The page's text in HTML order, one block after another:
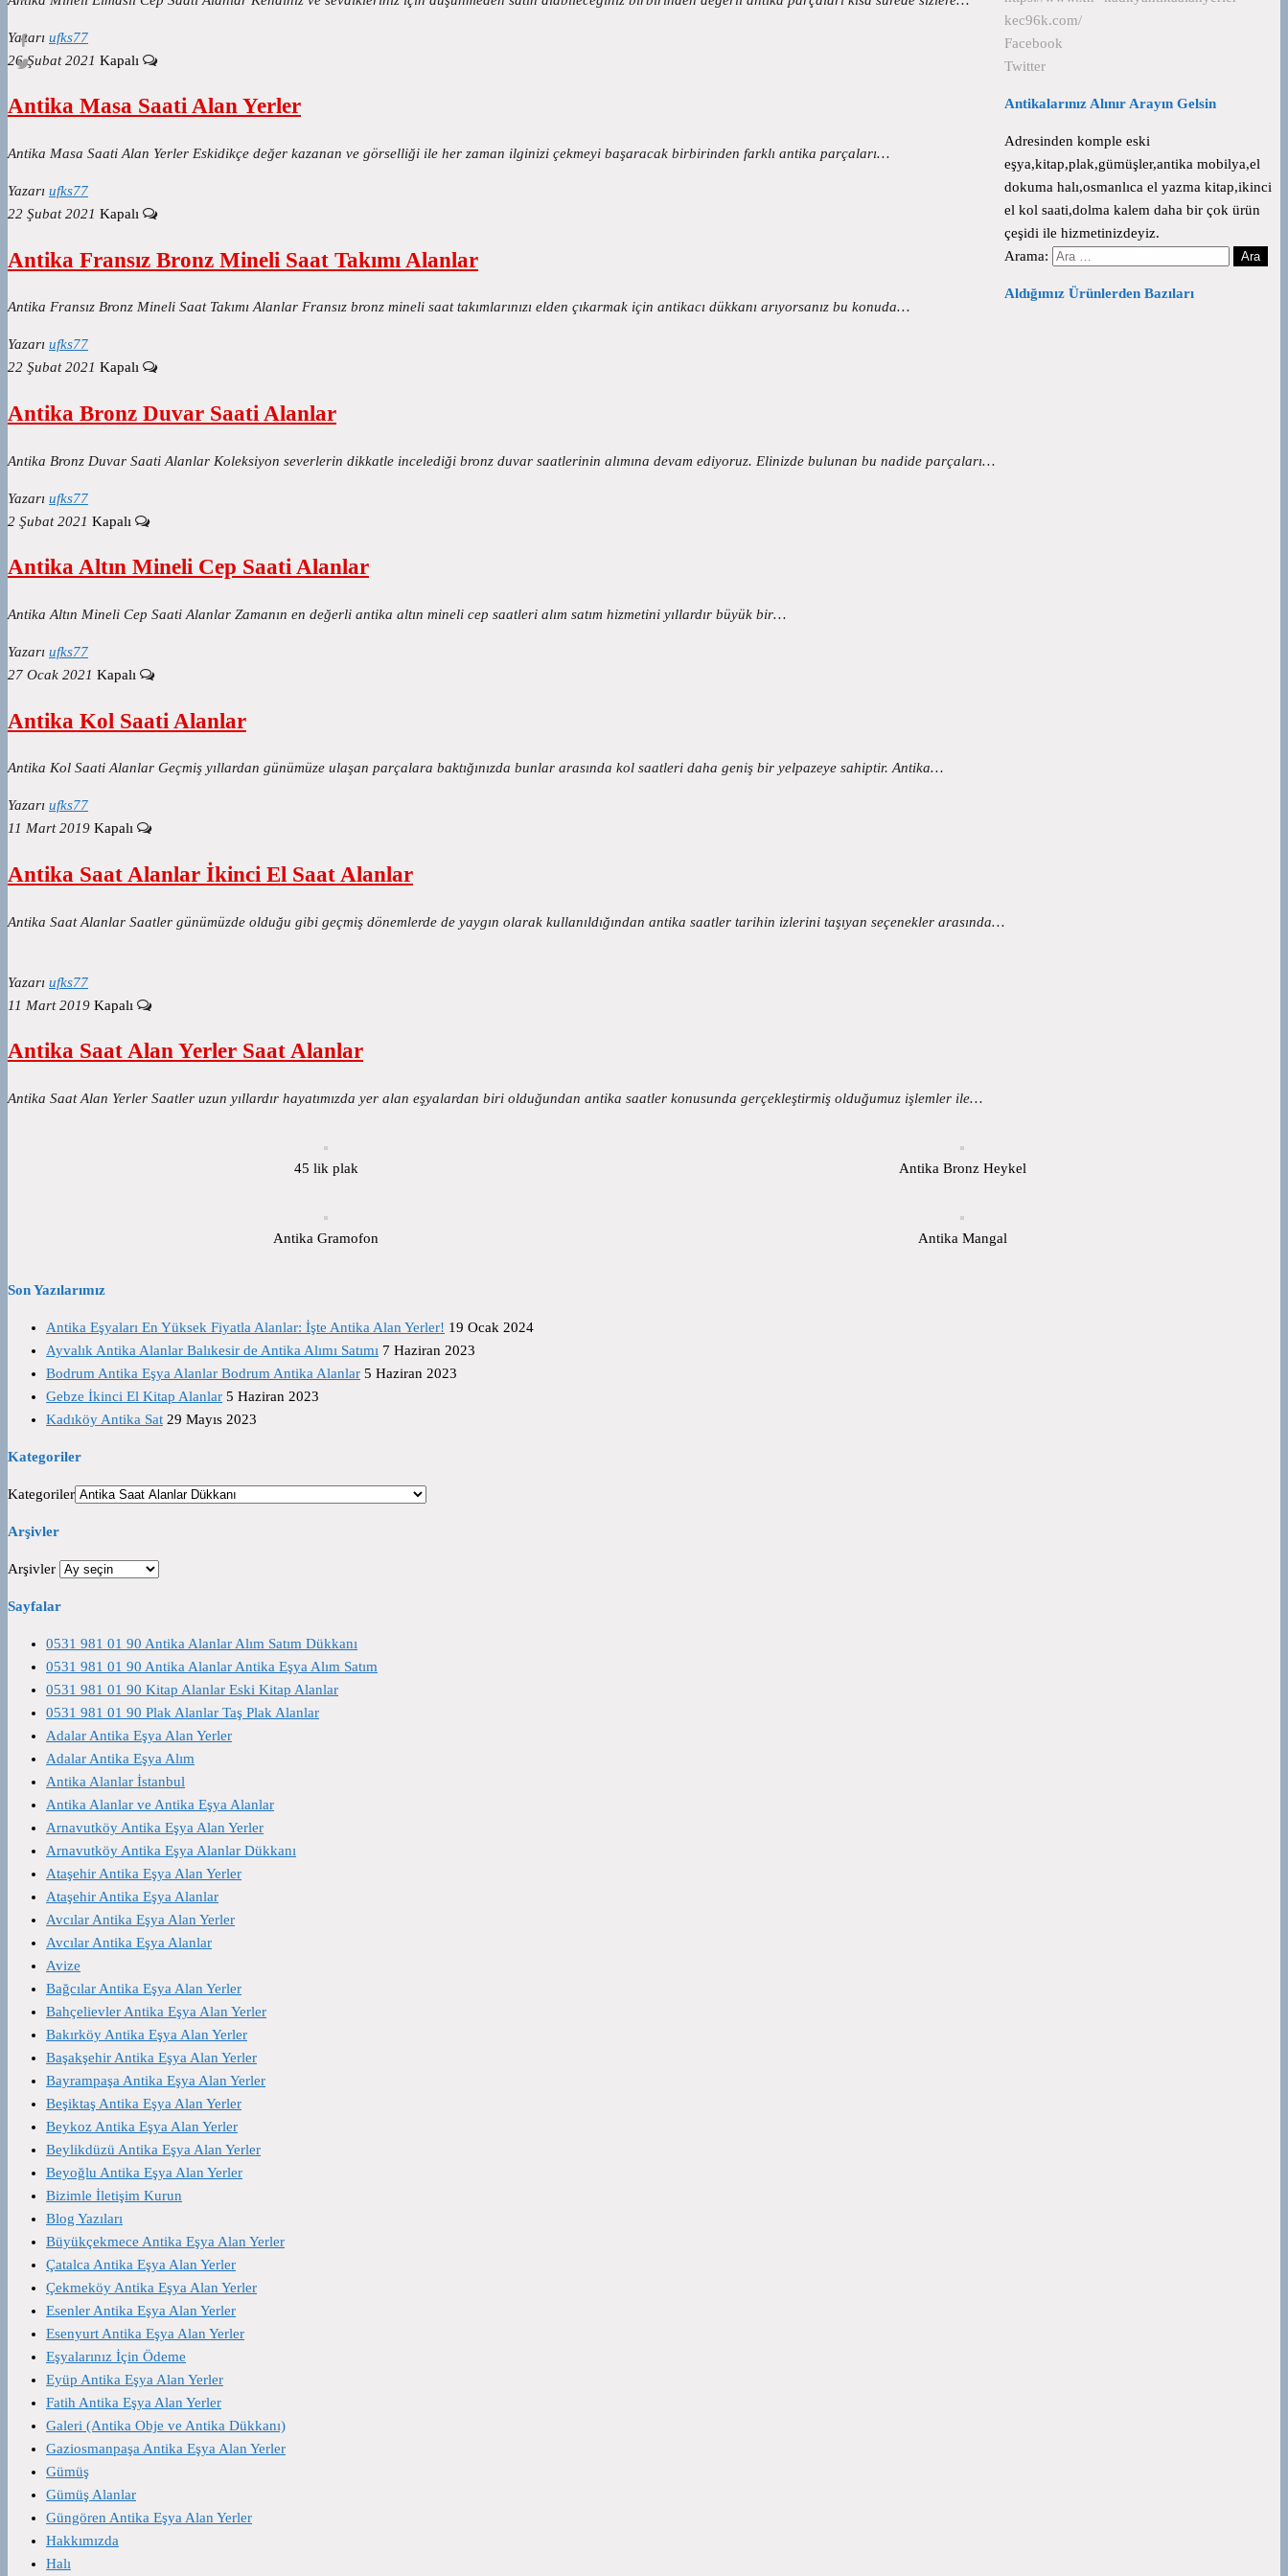
Yazarı ufks77
26 Şubat 2021 Kapalı
Antika Masa Saati Alan Yerler
Antika Masa Saati Alan Yerler Eskidikçe değer kazanan ve görselliği ile her zaman ilginizi çekmeyi başaracak birbirinden farklı antika parçaları…
Yazarı ufks77
22 Şubat 2021 Kapalı
Antika Fransız Bronz Mineli Saat Takımı Alanlar
Antika Fransız Bronz Mineli Saat Takımı Alanlar Fransız bronz mineli saat takımlarınızı elden çıkarmak için antikacı dükkanı arıyorsanız bu konuda…
Yazarı ufks77
22 Şubat 2021 Kapalı
Antika Bronz Duvar Saati Alanlar
Antika Bronz Duvar Saati Alanlar Koleksiyon severlerin dikkatle incelediği bronz duvar saatlerinin alımına devam ediyoruz. Elinizde bulunan bu nadide parçaları…
Yazarı ufks77
2 Şubat 2021 Kapalı
Antika Altın Mineli Cep Saati Alanlar
Antika Altın Mineli Cep Saati Alanlar Zamanın en değerli antika altın mineli cep saatleri alım satım hizmetini yıllardır büyük bir…
Yazarı ufks77
27 Ocak 2021 Kapalı
Antika Kol Saati Alanlar
Antika Kol Saati Alanlar Geçmiş yıllardan günümüze ulaşan parçalara baktığınızda bunlar arasında kol saatleri daha geniş bir yelpazeye sahiptir. Antika…
Yazarı ufks77
11 Mart 2019 Kapalı
Antika Saat Alanlar İkinci El Saat Alanlar
Antika Saat Alanlar Saatler günümüzde olduğu gibi geçmiş dönemlerde de yaygın olarak kullanıldığından antika saatler tarihin izlerini taşıyan seçenekler arasında…
Yazarı ufks77
11 Mart 2019 Kapalı
Antika Saat Alan Yerler Saat Alanlar
Antika Saat Alan Yerler Saatler uzun yıllardır hayatımızda yer alan eşyalardan biri olduğundan antika saatler konusunda gerçekleştirmiş olduğumuz işlemler ile…
kec96k.com/
Facebook
Twitter
Antikalarınız Alınır Arayın Gelsin
Adresinden komple eski
eşya,kitap,plak,gümüşler,antika mobilya,el
dokuma halı,osmanlıca el yazma kitap,ikinci
el kol saati,dolma kalem daha bir çok ürün
çeşidi ile hizmetinizdeyiz.
Arama:
Aldığımız Ürünlerden Bazıları
45 lik plak Antika Bronz Heykel
Antika Gramofon Antika Mangal
Son Yazılarımız
Antika Eşyaları En Yüksek Fiyatla Alanlar: İşte Antika Alan Yerler! 19 Ocak 2024
Ayvalık Antika Alanlar Balıkesir de Antika Alımı Satımı 7 Haziran 2023
Bodrum Antika Eşya Alanlar Bodrum Antika Alanlar 5 Haziran 2023
Gebze İkinci El Kitap Alanlar 5 Haziran 2023
Kadıköy Antika Sat 29 Mayıs 2023
Kategoriler
Kategoriler
Arşivler
Arşivler
Sayfalar
0531 981 01 90 Antika Alanlar Alım Satım Dükkanı
0531 981 01 90 Antika Alanlar Antika Eşya Alım Satım
0531 981 01 90 Kitap Alanlar Eski Kitap Alanlar
0531 981 01 90 Plak Alanlar Taş Plak Alanlar
Adalar Antika Eşya Alan Yerler
Adalar Antika Eşya Alım
Antika Alanlar İstanbul
Antika Alanlar ve Antika Eşya Alanlar
Arnavutköy Antika Eşya Alan Yerler
Arnavutköy Antika Eşya Alanlar Dükkanı
Ataşehir Antika Eşya Alan Yerler
Ataşehir Antika Eşya Alanlar
Avcılar Antika Eşya Alan Yerler
Avcılar Antika Eşya Alanlar
Avize
Bağcılar Antika Eşya Alan Yerler
Bahçelievler Antika Eşya Alan Yerler
Bakırköy Antika Eşya Alan Yerler
Başakşehir Antika Eşya Alan Yerler
Bayrampaşa Antika Eşya Alan Yerler
Beşiktaş Antika Eşya Alan Yerler
Beykoz Antika Eşya Alan Yerler
Beylikdüzü Antika Eşya Alan Yerler
Beyoğlu Antika Eşya Alan Yerler
Bizimle İletişim Kurun
Blog Yazıları
Büyükçekmece Antika Eşya Alan Yerler
Çatalca Antika Eşya Alan Yerler
Çekmeköy Antika Eşya Alan Yerler
Esenler Antika Eşya Alan Yerler
Esenyurt Antika Eşya Alan Yerler
Eşyalarınız İçin Ödeme
Eyüp Antika Eşya Alan Yerler
Fatih Antika Eşya Alan Yerler
Galeri (Antika Obje ve Antika Dükkanı)
Gaziosmanpaşa Antika Eşya Alan Yerler
Gümüş
Gümüş Alanlar
Güngören Antika Eşya Alan Yerler
Hakkımızda
Halı